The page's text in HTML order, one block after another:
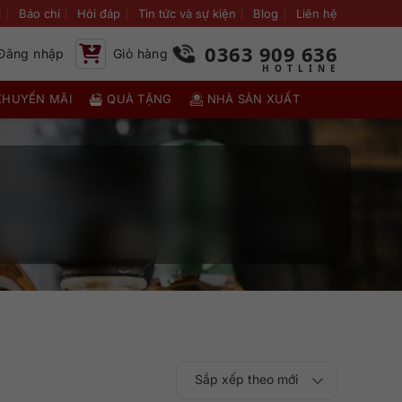
Báo chí Hỏi đáp Tin tức và sự kiện Blog Liên hệ
nhập Giỏ hàng 0363 909 636
MÃI QUÀ TẶNG NHÀ SẢN XUẤT
Sắp xếp theo
Sắp xếp theo mới